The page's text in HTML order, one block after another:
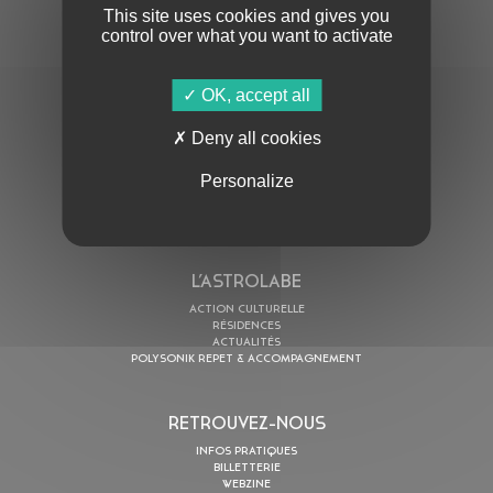
En cochant cette case, j’accepte laPolitique de confidentialité
AU PROGRAMME
L’ASTROLABE
ACTION CULTURELLE
RÉSIDENCES
ACTUALITÉS
POLYSONIK REPET & ACCOMPAGNEMENT
RETROUVEZ-NOUS
INFOS PRATIQUES
BILLETTERIE
WEBZINE
This site uses cookies and gives you
control over what you want to activate
OK, accept all
Deny all cookies
Personalize